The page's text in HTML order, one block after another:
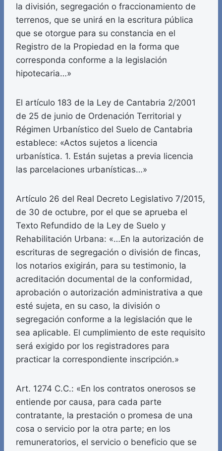
la división, segregación o fraccionamiento de
terrenos, que se unirá en la escritura pública
que se otorgue para su constancia en el
Registro de la Propiedad en la forma que
corresponda conforme a la legislación
hipotecaria…»
El artículo 183 de la Ley de Cantabria 2/2001
de 25 de junio de Ordenación Territorial y
Régimen Urbanístico del Suelo de Cantabria
establece: «Actos sujetos a licencia
urbanística. 1. Están sujetas a previa licencia
las parcelaciones urbanísticas…»
Artículo 26 del Real Decreto Legislativo 7/2015,
de 30 de octubre, por el que se aprueba el
Texto Refundido de la Ley de Suelo y
Rehabilitación Urbana: «…En la autorización de
escrituras de segregación o división de fincas,
los notarios exigirán, para su testimonio, la
acreditación documental de la conformidad,
aprobación o autorización administrativa a que
esté sujeta, en su caso, la división o
segregación conforme a la legislación que le
sea aplicable. El cumplimiento de este requisito
será exigido por los registradores para
practicar la correspondiente inscripción.»
Art. 1274 C.C.: «En los contratos onerosos se
entiende por causa, para cada parte
contratante, la prestación o promesa de una
cosa o servicio por la otra parte; en los
remuneratorios, el servicio o beneficio que se